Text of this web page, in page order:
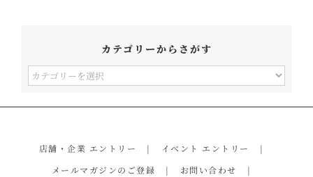
カテゴリーからさがす
カ
店舗・企業 エントリー
イベント エントリー
メールマガジンのご登録
お問い合わせ